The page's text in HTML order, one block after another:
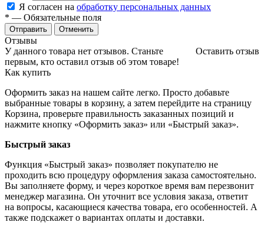
Я согласен на обработку персональных данных
* — Обязательные поля
Отменить
Отзывы
Оставить отзыв
У данного товара нет отзывов. Станьте
первым, кто оставил отзыв об этом товаре!
Как купить
Оформить заказ на нашем сайте легко. Просто добавьте
выбранные товары в корзину, а затем перейдите на страницу
Корзина, проверьте правильность заказанных позиций и
нажмите кнопку «Оформить заказ» или «Быстрый заказ».
Быстрый заказ
Функция «Быстрый заказ» позволяет покупателю не
проходить всю процедуру оформления заказа самостоятельно.
Вы заполняете форму, и через короткое время вам перезвонит
менеджер магазина. Он уточнит все условия заказа, ответит
на вопросы, касающиеся качества товара, его особенностей. А
также подскажет о вариантах оплаты и доставки.